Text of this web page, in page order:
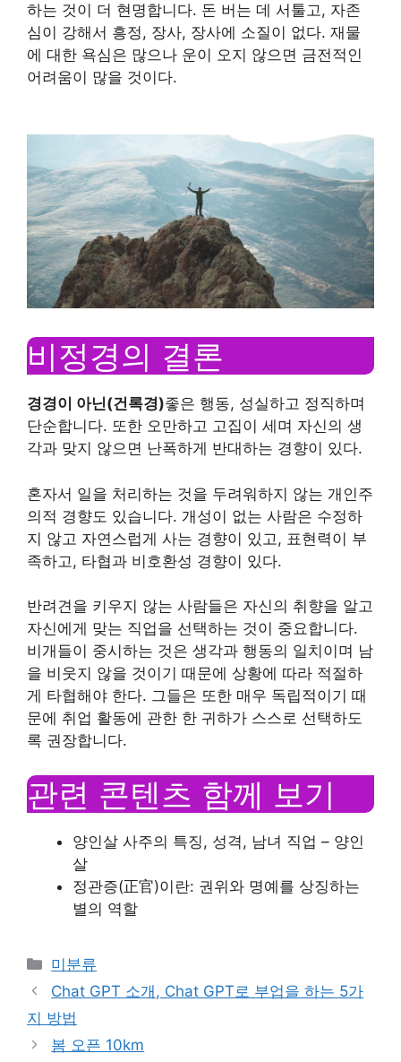
하는 것이 더 현명합니다. 돈 버는 데 서툴고, 자존
심이 강해서 흥정, 장사, 장사에 소질이 없다. 재물
에 대한 욕심은 많으나 운이 오지 않으면 금전적인
어려움이 많을 것이다.
비정경의 결론
경경이 아닌(건록경)좋은 행동, 성실하고 정직하며
단순합니다. 또한 오만하고 고집이 세며 자신의 생
각과 맞지 않으면 난폭하게 반대하는 경향이 있다.
혼자서 일을 처리하는 것을 두려워하지 않는 개인주
의적 경향도 있습니다. 개성이 없는 사람은 수정하
지 않고 자연스럽게 사는 경향이 있고, 표현력이 부
족하고, 타협과 비호환성 경향이 있다.
반려견을 키우지 않는 사람들은 자신의 취향을 알고
자신에게 맞는 직업을 선택하는 것이 중요합니다.
비개들이 중시하는 것은 생각과 행동의 일치이며 남
을 비웃지 않을 것이기 때문에 상황에 따라 적절하
게 타협해야 한다. 그들은 또한 매우 독립적이기 때
문에 취업 활동에 관한 한 귀하가 스스로 선택하도
록 권장합니다.
관련 콘텐츠 함께 보기
양인살 사주의 특징, 성격, 남녀 직업 – 양인
살
정관증(正官)이란: 권위와 명예를 상징하는
별의 역할
Categories
미분류
Chat GPT 소개, Chat GPT로 부업을 하는 5가
지 방법
봄 오픈 10km